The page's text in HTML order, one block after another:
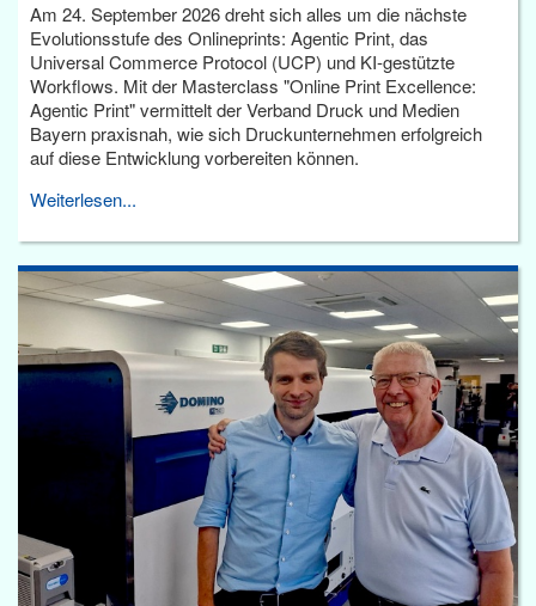
Am 24. September 2026 dreht sich alles um die nächste
Evolutionsstufe des Onlineprints: Agentic Print, das
Universal Commerce Protocol (UCP) und KI-gestützte
Workflows. Mit der Masterclass "Online Print Excellence:
Agentic Print" vermittelt der Verband Druck und Medien
Bayern praxisnah, wie sich Druckunternehmen erfolgreich
auf diese Entwicklung vorbereiten können.
Weiterlesen...